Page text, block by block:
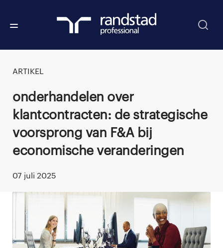
ARTIKEL
Onderhandelen over
klantcontracten: de strategische
voorsprong van F&A bij
economische veranderingen
07 juli 2025